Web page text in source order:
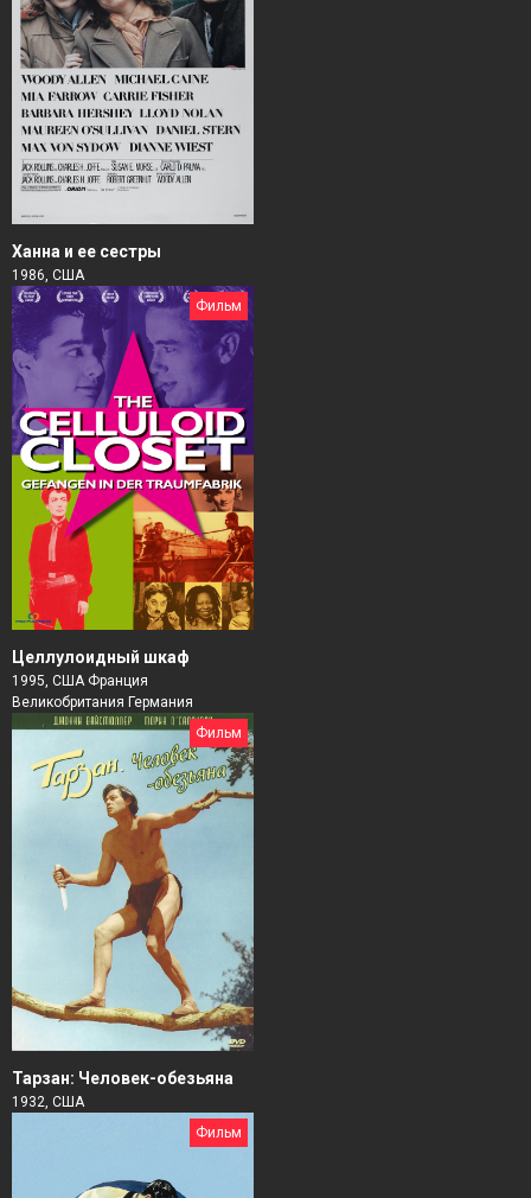
Ханна и ее сестры
1986, США
Фильм
Целлулоидный шкаф
1995, США Франция
Великобритания Германия
Фильм
Тарзан: Человек-обезьяна
1932, США
Фильм